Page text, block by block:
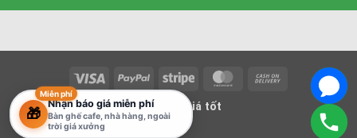
Visa PayPal Stripe MasterCard
Delivery
Bàn ghế giá tốt
Miễn phí
🎁
Nhận báo giá miễn phí
Bàn ghế cafe, nhà hàng, ngoài
trời giá xưởng